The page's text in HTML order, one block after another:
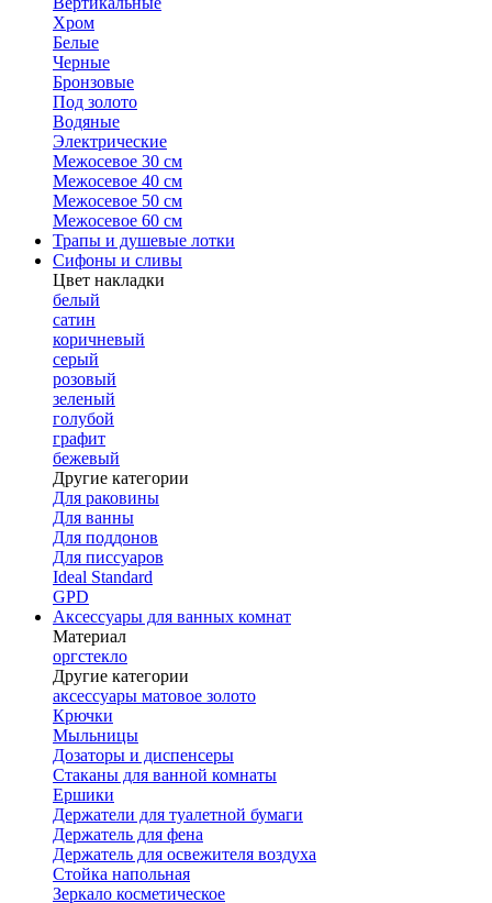
Хром
Белые
Черные
Бронзовые
Под золото
Водяные
Электрические
Межосевое 30 см
Межосевое 40 см
Межосевое 50 см
Межосевое 60 см
Трапы и душевые лотки
Сифоны и сливы
Цвет накладки
белый
сатин
коричневый
серый
розовый
зеленый
голубой
графит
бежевый
Другие категории
Для раковины
Для ванны
Для поддонов
Для писсуаров
Ideal Standard
GPD
Аксессуары для ванных комнат
Материал
оргстекло
Другие категории
аксессуары матовое золото
Крючки
Мыльницы
Дозаторы и диспенсеры
Стаканы для ванной комнаты
Ершики
Держатели для туалетной бумаги
Держатель для фена
Держатель для освежителя воздуха
Стойка напольная
Зеркало косметическое